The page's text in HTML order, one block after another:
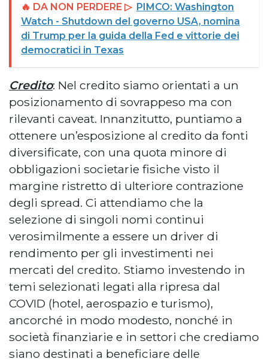
🔥 DA NON PERDERE ▷ PIMCO: Washington
Watch - Shutdown del governo USA, nomina
di Trump per la guida della Fed e vittorie dei
democratici in Texas
Credito: Nel credito siamo orientati a un
posizionamento di sovrappeso ma con
rilevanti caveat. Innanzitutto, puntiamo a
ottenere un’esposizione al credito da fonti
diversificate, con una quota minore di
obbligazioni societarie fisiche visto il
margine ristretto di ulteriore contrazione
degli spread. Ci attendiamo che la
selezione di singoli nomi continui
verosimilmente a essere un driver di
rendimento per gli investimenti nei
mercati del credito. Stiamo investendo in
temi selezionati legati alla ripresa dal
COVID (hotel, aerospazio e turismo),
ancorché in modo modesto, nonché in
società finanziarie e in settori che crediamo
siano destinati a beneficiare delle